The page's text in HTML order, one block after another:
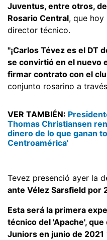
Juventus, entre otros,
Rosario Central, que hoy
director técnico.
"¡Carlos Tévez es el DT
se convirtió en el nuevo
firmar contrato con el
conjunto rosarino a
VER TAMBIÉN:
Thomas Christiansen
dinero de lo que ganan
Centroamérica'
Tevez presenció ayer la
ante Vélez Sarsfield por
Esta será la primera
técnico del 'Apache',
Juniors en junio de 2021